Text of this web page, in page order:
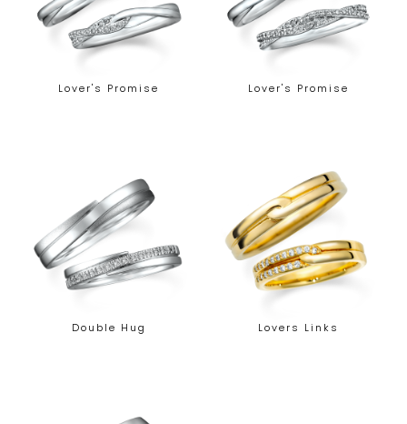
Lover's Promise Lover's Promise
Double Hug Lovers Links